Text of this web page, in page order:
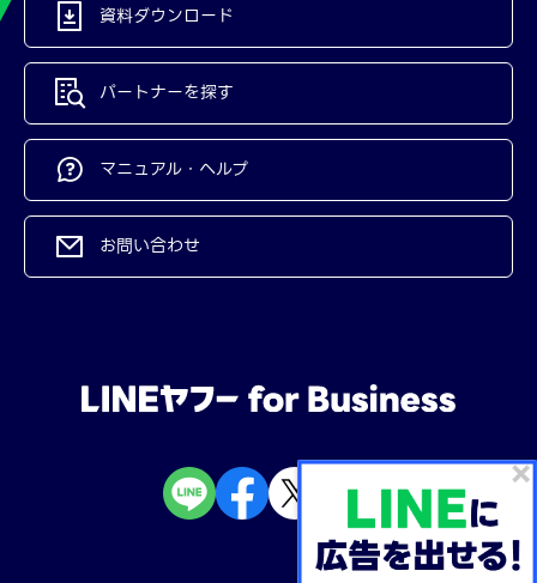
資料ダウンロード
パートナーを探す
マニュアル・ヘルプ
お問い合わせ